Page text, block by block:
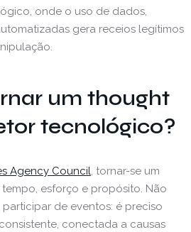
onde o uso de dados,
gera receios legítimos
um thought
tecnológico?
Agency Council, tornar-se um
tempo, esforço e propósito. Não
de eventos: é preciso
conectada a causas